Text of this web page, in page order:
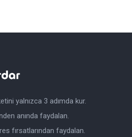
yalnızca 3 adımda kur.
anında faydalan.
fırsatlarından faydalan.